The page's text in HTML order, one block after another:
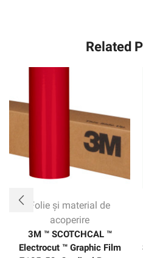
Related
Folie și material de
acoperire
3M ™ SCOTCHCAL ™
Electrocut ™ Graphic Film